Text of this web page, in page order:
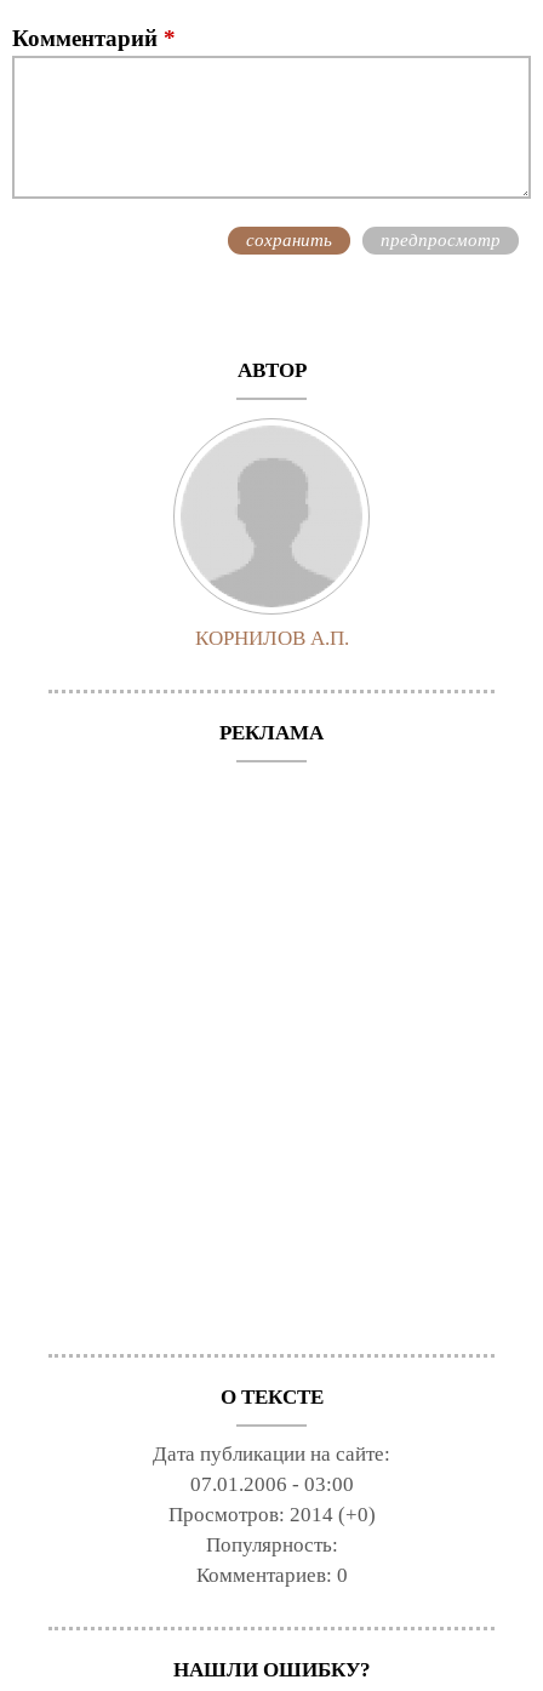
Комментарий *
АВТОР
КОРНИЛОВ А.П.
РЕКЛАМА
О ТЕКСТЕ
Дата публикации на сайте:
07.01.2006 - 03:00
Просмотров: 2014 (+0)
Популярность:
Комментариев: 0
НАШЛИ ОШИБКУ?